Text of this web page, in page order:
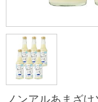
ノンアルあまざ